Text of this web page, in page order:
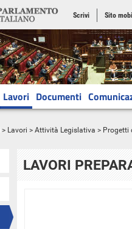
Scrivi Sito
Lavori Documenti
> Lavori > Attività Legislativa > Progetti
LAVORI